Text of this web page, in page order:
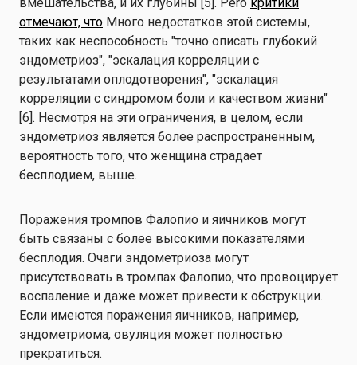
отмечают, что Много недостатков этой системы,
таких как неспособность "точно описать глубокий
эндометриоз", "эскалация корреляции с
результатами оплодотворения", "эскалация
корреляции с синдромом боли и качеством жизни"
[6]. Несмотря на эти ограничения, в целом, если
эндометриоз является более распространенным,
вероятность того, что женщина страдает
бесплодием, выше.
Поражения тромпов Фалопио и яичников могут
быть связаны с более высокими показателями
бесплодия. Очаги эндометриоза могут
присутствовать в тромпах Фалопио, что провоцирует
воспаление и даже может привести к обструкции.
Если имеются поражения яичников, например,
эндометриома, овуляция может полностью
прекратиться.